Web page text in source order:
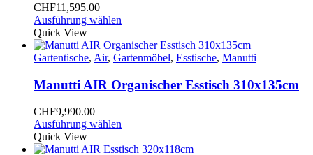
CHF11,595.00
Ausführung wählen
Quick View
Gartentische, Air, Gartenmöbel, Esstische, Manutti
Manutti AIR Organischer Esstisch 310x135cm
CHF9,990.00
Ausführung wählen
Quick View